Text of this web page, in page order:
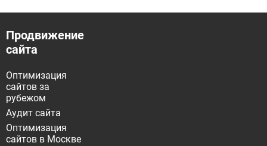
Продвижение
сайта
Оптимизация
сайтов за
рубежом
Аудит сайта
Оптимизация
сайтов в Москве